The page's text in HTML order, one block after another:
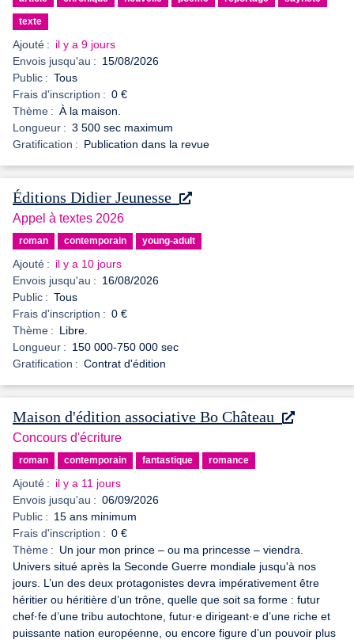
texte
Ajouté : il y a 9 jours
Envois jusqu'au : 15/08/2026
Public : Tous
Frais d'inscription : 0 €
Thème : À la maison.
Longueur : 3 500 sec maximum
Gratification : Publication dans la revue
Éditions Didier Jeunesse
Appel à textes 2026
roman contemporain young-adult
Ajouté : il y a 10 jours
Envois jusqu'au : 16/08/2026
Public : Tous
Frais d'inscription : 0 €
Thème : Libre.
Longueur : 150 000-750 000 sec
Gratification : Contrat d'édition
Maison d'édition associative Bo Château
Concours d'écriture
roman contemporain fantastique romance
Ajouté : il y a 11 jours
Envois jusqu'au : 06/09/2026
Public : 15 ans minimum
Frais d'inscription : 0 €
Thème : Un jour mon prince – ou ma princesse – viendra.
Univers situé après la Seconde Guerre mondiale jusqu'à nos
jours. L’un des deux protagonistes devra impérativement être
héritier ou héritière d’un trône, quelle que soit sa forme : futur
chef·fe d’une tribu autochtone, futur·e dirigeant·e d’une riche et
puissante nation européenne, ou encore figure d’un pouvoir plus